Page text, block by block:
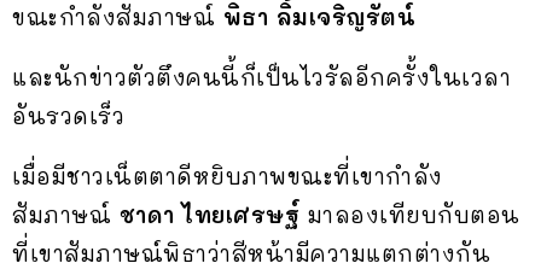
ขณะกำลังสัมภาษณ์ พิธา ลิ้มเจริญรัตน์
และนักข่าวตัวตึงคนนี้ก็เป็นไวรัลอีกครั้งในเวลา
อันรวดเร็ว
เมื่อมีชาวเน็ตตาดีหยิบภาพขณะที่เขากำลัง
สัมภาษณ์ ชาดา ไทยเศรษฐ์ มาลองเทียบกับตอน
ที่เขาสัมภาษณ์พิธาว่าสีหน้ามีความแตกต่างกัน